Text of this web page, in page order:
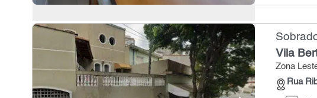
Vila
Zona
Rua